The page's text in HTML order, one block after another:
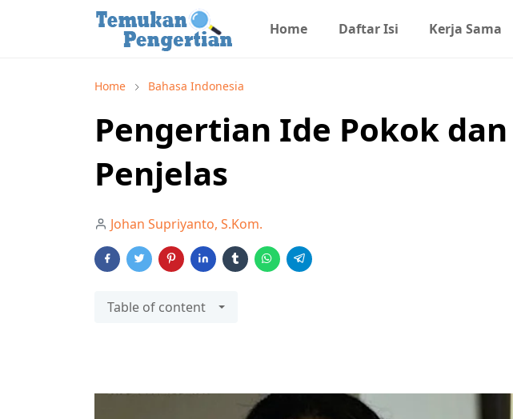
Home Daftar Isi Kerja Sama
Home Bahasa Indonesia
Pengertian Ide Pokok
Penjelas
Johan Supriyanto, S.Kom.
Table of content